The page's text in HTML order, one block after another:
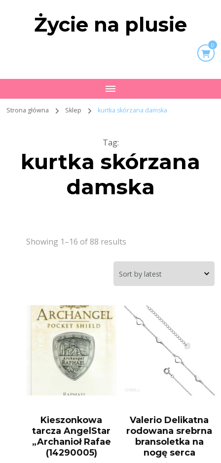
Życie na plusie
0
Strona główna Sklep kurtka skórzana damska
Tag:
kurtka skórzana
damska
Showing 1–16 of 88 results
Kieszonkowa
tarcza AngelStar
„Archanioł Rafae
(14290005)
Valerio Delikatna
rodowana srebrna
bransoletka na
nogę serca